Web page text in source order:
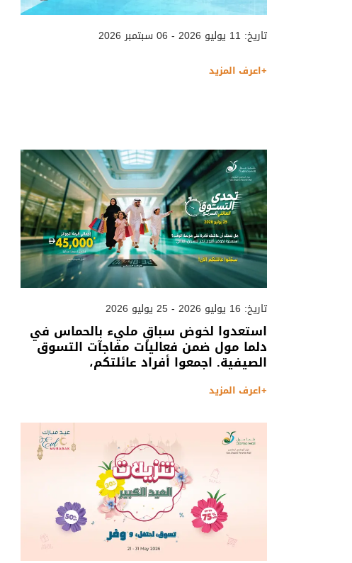
تاريخ: 11 يوليو 2026 - 06 سبتمبر 2026
+اعرف المزيد
تاريخ: 16 يوليو 2026 - 25 يوليو 2026
استعدوا لخوض سباقٍ مليء بالحماس في
دلما مول ضمن فعاليات مفاجآت التسوق
الصيفية. اجمعوا أفراد عائلتكم،
+اعرف المزيد